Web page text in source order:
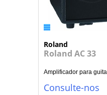
Roland
Roland AC 33
Amplificador para
Consulte-nos